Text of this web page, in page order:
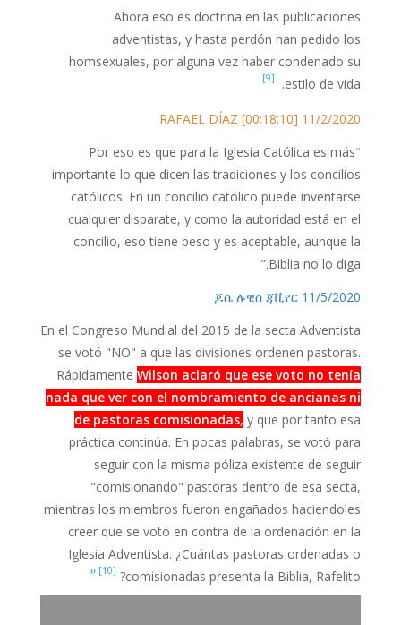
Ahora eso es doctrina en las publicaciones
adventistas, y hasta perdón han pedido los
homsexuales, por alguna vez haber condenado su
estilo de vida.
[9]
11/2/2020 RAFAEL DÍAZ [00:18:10]
"
Por eso es que para la Iglesia Católica es más
importante lo que dicen las tradiciones y los concilios
católicos. En un concilio católico puede inventarse
cualquier disparate, y como la autoridad está en el
concilio, eso tiene peso y es aceptable, aunque la
Biblia no lo diga.”
11/5/2020 ጆሴ ሉዊስ ጃቪየር
En el Congreso Mundial del 2015 de la secta Adventista
se votó "NO" a que las divisiones ordenen pastoras.
RápidamenteWilson aclaró que ese voto no tenía
nada que ver con el nombramiento de ancianas ni
de pastoras comisionadas, y que por tanto esa
práctica continúa. En pocas palabras, se votó para
seguir con la misma póliza existente de seguir
"comisionando" pastoras dentro de esa secta,
mientras los miembros fueron engañados haciendoles
creer que se votó en contra de la ordenación en la
Iglesia Adventista. ¿Cuántas pastoras ordenadas o
comisionadas presenta la Biblia, Rafelito?
[10] ሀ